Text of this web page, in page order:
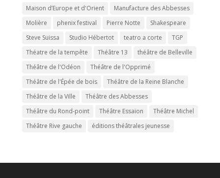
Maison d’Europe et d'Orient
Manufacture des Abbesses
Molière
phenix festival Pierre Notte
Shakespeare
Steve Suissa
Studio Hébertot teatro a corte
TGP
Théatre de la tempête
Théâtre 13
théâtre de Belleville
Théâtre de l'Odéon
Théâtre de l'Opprimé
Théâtre de l'Épée de bois
Théâtre de la Reine Blanche
Théâtre de la Ville
Théâtre des Abbesses
Théâtre du Rond-point
Théâtre Essaïon
Théâtre Michel
Théâtre Rive gauche
éditions théâtrales jeunesse